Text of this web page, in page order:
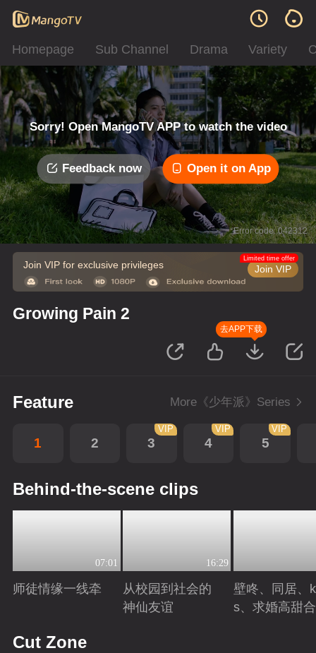
Homepage Sub Channel Drama Variety
Sorry! Open MangoTV APP to watch the video
Feedback now Open it on App
Error code: 042312
Join VIP for exclusive privileges Join VIP
Limited time offer
Growing Pain 2
去APP下载
Feature More《少年派》Series
1 2 3
VIP
4
VIP
5
VIP
Behind-the-scene clips
07:01
师徒情缘一线牵
16:29
从校园到社会的
神仙友谊
壁咚、同居、
s、求婚高甜
Cut Zone